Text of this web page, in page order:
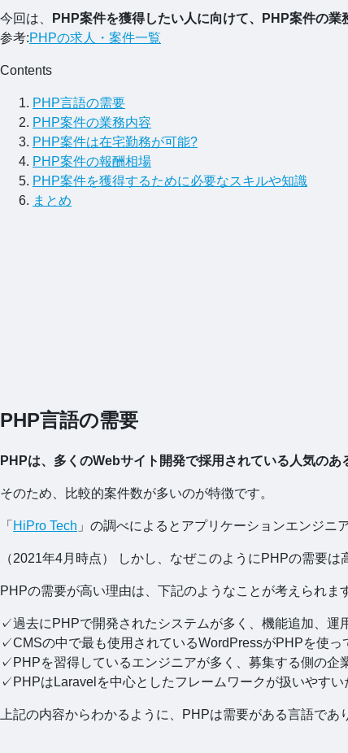
今回は、
PHP案件を獲得したい人に向けて、PHP案件の
参考:PHPの求人・案件一覧
Contents
PHP言語の需要
PHP案件の業務内容
PHP案件は在宅勤務が可能?
PHP案件の報酬相場
PHP案件を獲得するために必要なスキルや知識
まとめ
PHP言語の需要
PHPは、多くのWebサイト開発で採用されている人気のあ
そのため、比較的案件数が多いのが特徴です。
「 HiPro Tech 」の調べによるとアプリケーションエンジニ
（2021年4月時点） しかし、なぜこのようにPHPの需要は
PHPの需要が高い理由は、下記のようなことが考えられま
✓過去にPHPで開発されたシステムが多く、機能追加、運
✓CMSの中で最も使用されているWordPressがPHPを使っ
✓PHPを習得しているエンジニアが多く、募集する側の企
✓PHPはLaravelを中心としたフレームワークが扱いやすい
上記の内容からわかるように、PHPは需要がある言語で